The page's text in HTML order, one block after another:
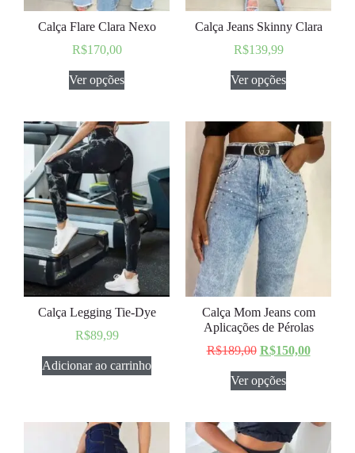
Calça Flare Clara Nexo
R$170,00
Ver opções
Calça Jeans Skinny Clara
R$139,99
Ver opções
Calça Legging Tie-Dye
R$89,99
Adicionar ao carrinho
Calça Mom Jeans com
Aplicações de Pérolas
R$189,00 R$150,00
Ver opções